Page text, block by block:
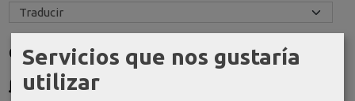
Costes de Envío
GRATIS *
Consultar Destinos
Servicios que nos gustaría
utilizar